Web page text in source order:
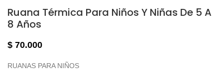
Ruana Térmica Para Niños Y Niñas De 5 A
8 Años
$ 70.000
RUANAS PARA NIÑOS